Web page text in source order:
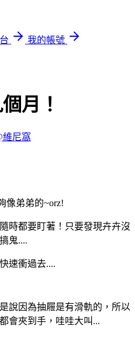
我的帳號
月！
維尼窩
像弟弟的~orz!
時都要盯著！只要發現卉卉沒
鬼....
速衝過去....
說因為抽屜是有滑軌的，所以
會夾到手，哇哇大叫...